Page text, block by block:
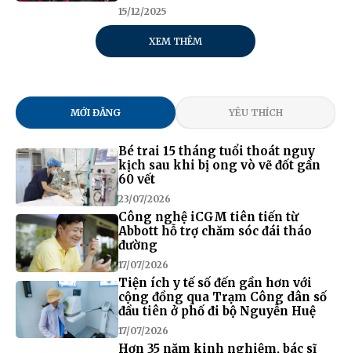
15/12/2025
XEM THÊM
MỚI ĐĂNG YÊU THÍCH
Bé trai 15 tháng tuổi thoát nguy
kịch sau khi bị ong vò vẽ đốt gần
60 vết
23/07/2026
Công nghệ iCGM tiên tiến từ
Abbott hỗ trợ chăm sóc đái tháo
đường
17/07/2026
Tiện ích y tế số đến gần hơn với
cộng đồng qua Trạm Công dân số
đầu tiên ở phố đi bộ Nguyễn Huệ
17/07/2026
Hơn 35 năm kinh nghiệm, bác sĩ